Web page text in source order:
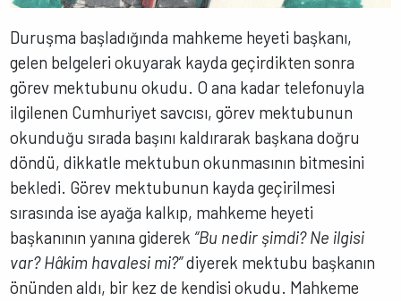
Duruşma başladığında mahkeme heyeti başkanı,
gelen belgeleri okuyarak kayda geçirdikten sonra
görev mektubunu okudu. O ana kadar telefonuyla
ilgilenen Cumhuriyet savcısı, görev mektubunun
okunduğu sırada başını kaldırarak başkana doğru
döndü, dikkatle mektubun okunmasının bitmesini
bekledi. Görev mektubunun kayda geçirilmesi
sırasında ise ayağa kalkıp, mahkeme heyeti
başkanının yanına giderek “Bu nedir şimdi? Ne ilgisi
var? Hâkim havalesi mi?”diyerek mektubu başkanın
önünden aldı, bir kez de kendisi okudu. Mahkeme